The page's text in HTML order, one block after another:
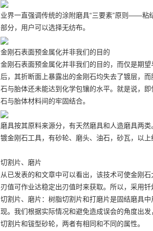
业界一直强调传统的涂附磨具“三要素”原则——粘
部分，用户可以选择无纺布。
金刚石表面预金属化并非我们的目的
金刚石表面预金属化并非我们的目的，而仅是期
后，其折断面上暴露出的金刚石均失去了镀层，
石与胎体还未能达到化学包镶的水平。就是说，
石与胎体材料间的牢固结合。
磨具按其原料来源分，有天然磨具和人造磨具两
镀金刚石工具，有砂轮、磨头、油石，砂瓦，以
切割片、磨片
从已发表的和文章中可以看出，该技术可使金刚
刃值可作业达稳定出刃值时来获取。所以，采用
切割片、磨片：树脂切割片和打磨片是固结磨具
现。我们根据实际情况和避免造成误会的角度出
切割片和钹型砂轮，两者有相同和不同的属性。